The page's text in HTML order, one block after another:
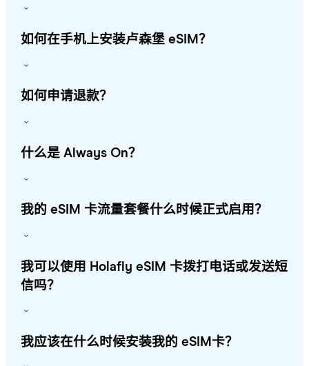
如何在手机上安装卢森堡 eSIM？
如何申请退款？
什么是 Always On？
我的 eSIM 卡流量套餐什么时候正式启用？
我可以使用 Holafly eSIM 卡拨打电话或发送短
信吗？
我应该在什么时候安装我的 eSIM卡？